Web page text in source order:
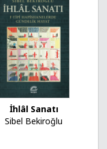
İhlâl Sanatı
Sibel Bekiroğlu